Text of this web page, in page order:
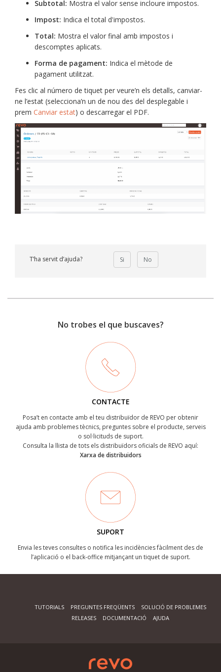
Subtotal: Mostra el valor sense incloure impostos.
Impost: Indica el total d'impostos.
Total: Mostra el valor final amb impostos i
descomptes aplicats.
Forma de pagament: Indica el mètode de
pagament utilitzat.
Fes clic al número de tiquet per veure’n els detalls, canviar-
ne l’estat (selecciona’n un de nou des del desplegable i
prem Canviar estat) o descarregar el PDF.
T’ha servit d’ajuda? Si No
No trobes el que buscaves?
CONTACTE
Posa’t en contacte amb el teu distribuïdor de REVO per obtenir
ajuda amb problemes tècnics, preguntes sobre el producte, serveis
o sol·licituds de suport.
Consulta la llista de tots els distribuïdors oficials de REVO aquí:
Xarxa de distribuidors
SUPORT
Envia les teves consultes o notifica les incidències fàcilment des de
l’aplicació o el back-office mitjançant un tiquet de suport.
TUTORIALS PREGUNTES FREQÜENTS
SOLUCIÓ DE PROBLEMES
RELEASES
DOCUMENTACIÓ AJUDA